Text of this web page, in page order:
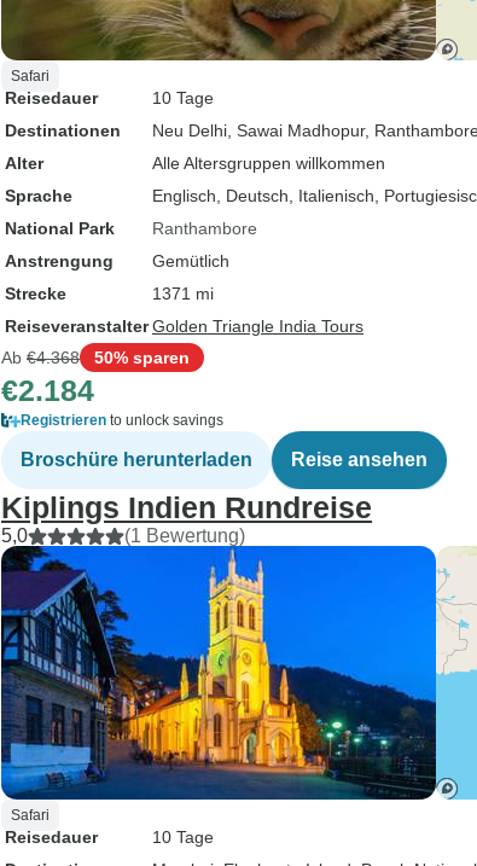
überquerte
Straße vor
viele
warten! Wir
Leoparden.
waren. Hier
Manguste,
Eisvögel. Bandavgarh-
Nationalpark
bewachsen.
trocken, aber
mit kühleren
Wiesen und
Tiger
Safari
Reisedauer
10 Tage
Destinationen
Neu Delhi , Sawai Madhopur,
Alter
Alle Altersgruppen willkommen
Sprache
Englisch, Deutsch, Italienisch,
National Park
Ranthambore
Anstrengung
Gemütlich
Strecke
1371 mi
ReiseveranstalterGolden Triangle India Tours
Ab €4.368 50% sparen
€2.184
Registrieren to unlock savings
Broschüre herunterladen Reise ansehen
Kiplings Indien Rundreise
5,0 (1 Bewertung)
Safari
Reisedauer
10 Tage